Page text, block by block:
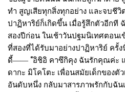
ทำ สูญเสียทุกสิ่งทุกอย่าง และจบชี
ปาฏิหาริย์ก็เกิดขึ้น เมื่อรู้สึกตัวอีกที
สองปีก่อน ในเช้าวันปฐมนิเทศตอน
ที่สองที่ได้รับมาอย่างปาฏิหาริย์ ครั้ง
ดี้―― “อิชิอิ คาซึกิคุง ฉันรักคุณค่ะ แ
ดากะ มิโคโตะ เพื่อนสมัยเด็กของตั
อันดับหนึ่ง กลับมาสารภาพรักกับฉัน